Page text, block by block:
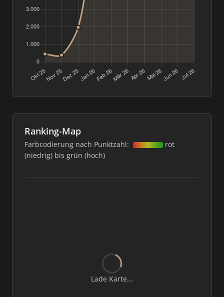
Ranking-Map
Farbcodierung nach Punktzahl:
rot
(niedrig) bis grün (hoch)
Lade Karte...